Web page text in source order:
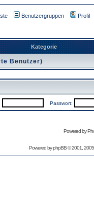
Benutzergruppen Profil
Kategorie
Benutzer)
Passwort:
Powered by
Powered byphpBB© 2001,